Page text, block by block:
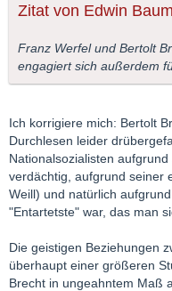
Zitat von Edwin
Franz Werfel und Bertolt
engagiert sich außerdem
Ich korrigiere mich: Bertolt
Durchlesen leider
Nationalsozialisten
verdächtig, aufgrund seiner
Weill) und natürlich
"Entartetste" war, das man
Die geistigen Beziehungen
überhaupt einer größeren
Brecht in ungeahntem Maß